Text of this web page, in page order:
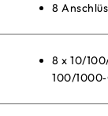
8
8 x 10/
100/